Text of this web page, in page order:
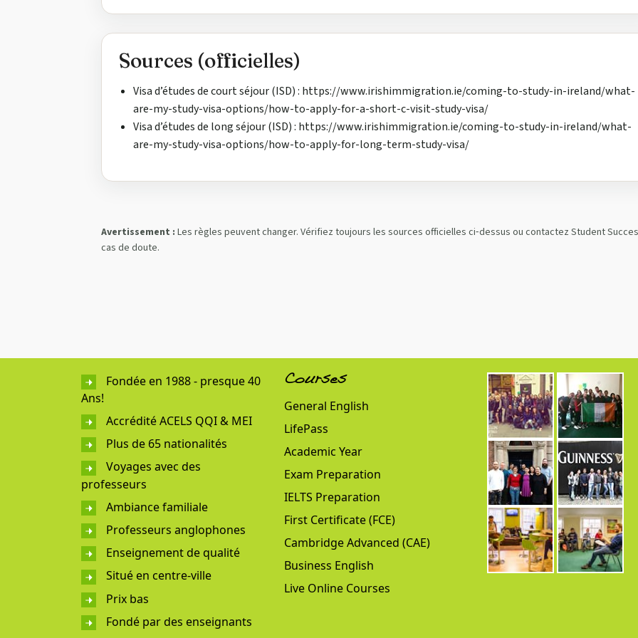
Sources (officielles)
Visa d’études de court séjour (ISD) : https://www.irishimmigration.ie/coming-to-study-in-ireland/what-
are-my-study-visa-options/how-to-apply-for-a-short-c-visit-study-visa/
Visa d’études de long séjour (ISD) : https://www.irishimmigration.ie/coming-to-study-in-ireland/what-
are-my-study-visa-options/how-to-apply-for-long-term-study-visa/
Avertissement : Les règles peuvent changer. Vérifiez toujours les sources officielles ci‑dessus ou contactez Student
cas de doute.
Fondée en 1988 - presque 40
Ans!
Accrédité ACELS QQI & MEI
Plus de 65 nationalités
Voyages avec des
professeurs
Ambiance familiale
Professeurs anglophones
Enseignement de qualité
Situé en centre-ville
Prix bas
Fondé par des enseignants
Courses
General English
LifePass
Academic Year
Exam Preparation
IELTS Preparation
First Certificate (FCE)
Cambridge Advanced (CAE)
Business English
Live Online Courses